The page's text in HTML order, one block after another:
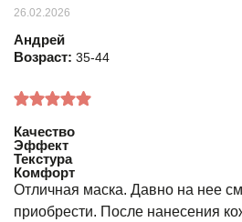
26.02.2026
Андрей
Возраст: 35-44
Качество
Эффект
Текстура
Комфорт
Отличная маска. Давно на нее
приобрести. После нанесения